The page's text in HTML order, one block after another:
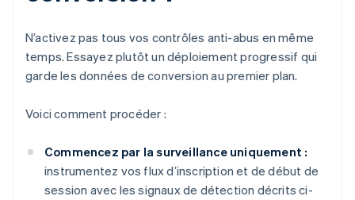
N’activez pas tous vos contrôles anti-abus en même
temps. Essayez plutôt un déploiement progressif qui
garde les données de conversion au premier plan.
Voici comment procéder :
Commencez par la surveillance uniquement :
instrumentez vos flux d’inscription et de début de
session avec les signaux de détection décrits ci-